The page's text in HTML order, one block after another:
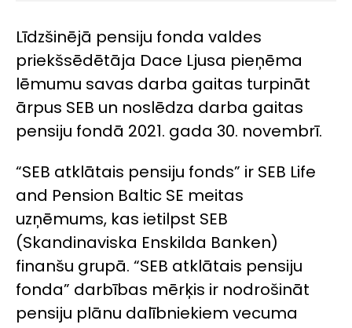
Līdzšinējā pensiju fonda valdes
priekšsēdētāja Dace Ljusa pieņēma
lēmumu savas darba gaitas turpināt
ārpus SEB un noslēdza darba gaitas
pensiju fondā 2021. gada 30. novembrī.
“SEB atklātais pensiju fonds” ir SEB Life
and Pension Baltic SE meitas
uzņēmums, kas ietilpst SEB
(Skandinaviska Enskilda Banken)
finanšu grupā. “SEB atklātais pensiju
fonda” darbības mērķis ir nodrošināt
pensiju plānu dalībniekiem vecuma